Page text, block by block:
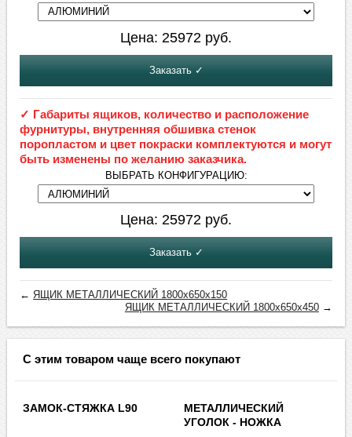
Цена: 25972 руб.
Заказать ✓
✓ Габариты ящиков, количество и расположение
фурнитуры, внутренняя обшивка стенок
поропластом и цвет покраски комплектуются и могут
быть изменены по желанию заказчика.
ВЫБРАТЬ КОНФИГУРАЦИЮ:
Цена: 25972 руб.
Заказать ✓
←ЯЩИК МЕТАЛЛИЧЕСКИЙ 1800х650х150
ЯЩИК МЕТАЛЛИЧЕСКИЙ 1800х650х450→
С этим товаром чаще всего покупают
ЗАМОК-СТЯЖКА L90
МЕТАЛЛИЧЕСКИЙ
УГОЛОК - НОЖКА